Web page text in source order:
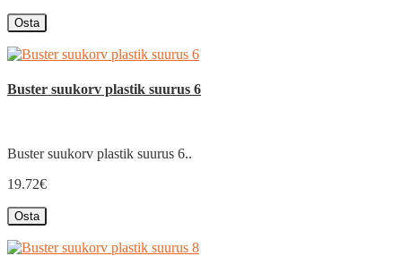
Osta
Buster suukorv plastik suurus 6
Buster suukorv plastik suurus 6..
19.72€
Osta